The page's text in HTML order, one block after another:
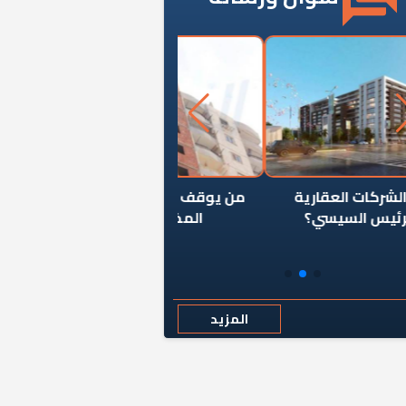
من يوقف سرطان الأبراج السكنية
المخالفة ياحكومة؟
المزيد